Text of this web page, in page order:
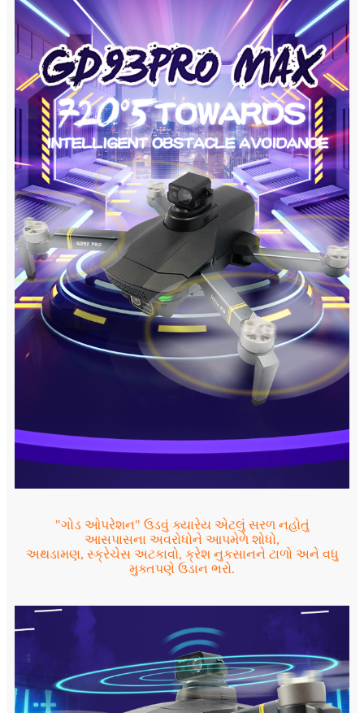
"ગોડ ઓપરેશન" ઉડવું ક્યારેય એટલું સરળ નહોતું
આસપાસના અવરોધોને આપમેળે શોધો,
અથડામણ, સ્ક્રેચેસ અટકાવો, ક્રેશ નુકસાનને ટાળો અને વધુ
મુક્તપણે ઉડાન ભરો.